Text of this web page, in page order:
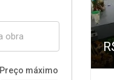
Preço máximo